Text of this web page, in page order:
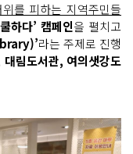
를 피하는 지역주민들
하다’ 캠페인을 펼치고
라는 주제로 진행
대림도서관, 여의샛강도